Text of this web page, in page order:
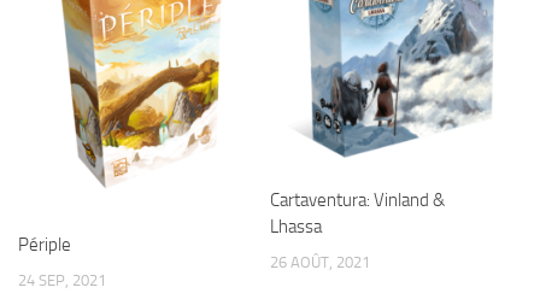
Périple
24 SEP, 2021
Cartaventura: Vinland &
Lhassa
26 AOÛT, 2021